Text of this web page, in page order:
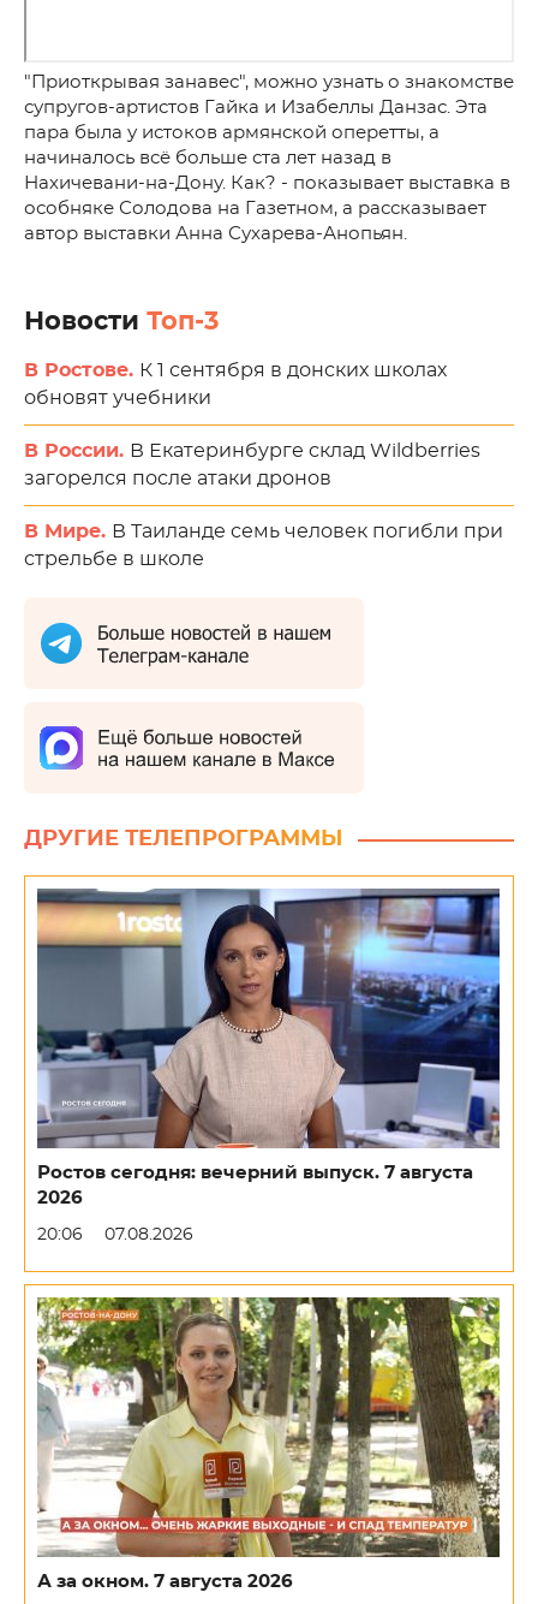
"Приоткрывая занавес", можно узнать о знакомстве
супругов-артистов Гайка и Изабеллы Данзас. Эта
пара была у истоков армянской оперетты, а
начиналось всё больше ста лет назад в
Нахичевани-на-Дону. Как? - показывает выставка в
особняке Солодова на Газетном, а рассказывает
автор выставки Анна Сухарева-Анопьян.
Новости Топ-3
В Ростове. К 1 сентября в донских школах
обновят учебники
В России. В Екатеринбурге склад Wildberries
загорелся после атаки дронов
В Мире. В Таиланде семь человек погибли при
стрельбе в школе
ДРУГИЕ ТЕЛЕПРОГРАММЫ
Ростов сегодня: вечерний выпуск. 7 августа
2026
20:06 07.08.2026
А за окном. 7 августа 2026